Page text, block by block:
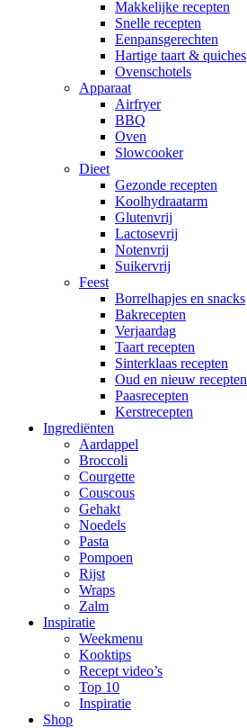
Makkelijke recepten
Snelle recepten
Eenpansgerechten
Hartige taart & quiches
Ovenschotels
Apparaat
Airfryer
BBQ
Oven
Slowcooker
Dieet
Gezonde recepten
Koolhydraatarm
Glutenvrij
Lactosevrij
Notenvrij
Suikervrij
Feest
Borrelhapjes en snacks
Bakrecepten
Verjaardag
Taart recepten
Sinterklaas recepten
Oud en nieuw recepten
Paasrecepten
Kerstrecepten
Ingrediënten
Aardappel
Broccoli
Courgette
Couscous
Gehakt
Noedels
Pasta
Pompoen
Rijst
Wraps
Zalm
Inspiratie
Weekmenu
Kooktips
Recept video’s
Top 10
Inspiratie
Shop